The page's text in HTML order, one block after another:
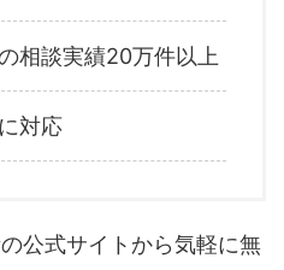
相談実績20万件以上
対応
公式サイトから気軽に無